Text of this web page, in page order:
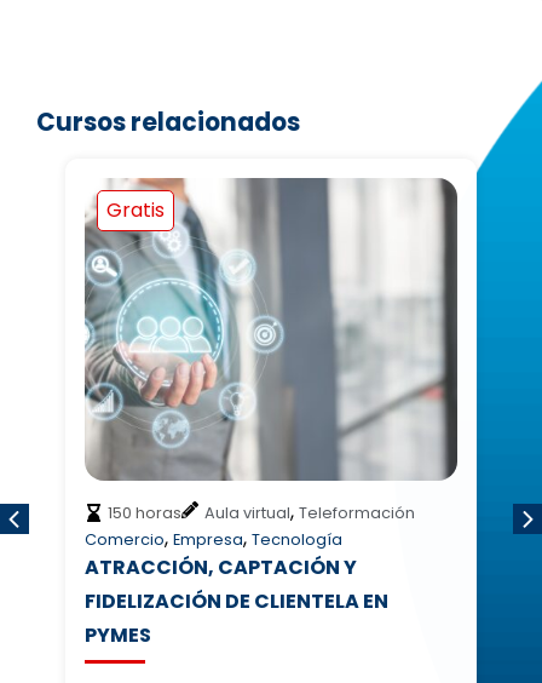
Cursos relacionados
Gratis
150 horas Aula virtual, Teleformación
Comercio, Empresa, Tecnología
LA CLIENTELA DIGITAL Y SU
EXPERIENCIA EN LA ERA DE LA
TRANSFORMACIÓN